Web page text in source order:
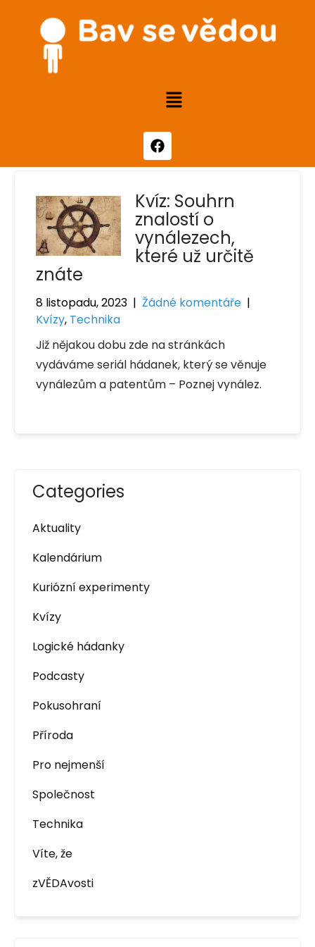
Kvíz: Souhrn
znalostí o
vynálezech,
které už určitě
znáte
8 listopadu, 2023 | Žádné komentáře |
Kvízy, Technika
Již nějakou dobu zde na stránkách
vydáváme seriál hádanek, který se věnuje
vynálezům a patentům – Poznej vynález.
Categories
Aktuality
Kalendárium
Kuriózní experimenty
Kvízy
Logické hádanky
Podcasty
Pokusohraní
Příroda
Pro nejmenší
Společnost
Technika
Víte, že
zVĚDAvosti